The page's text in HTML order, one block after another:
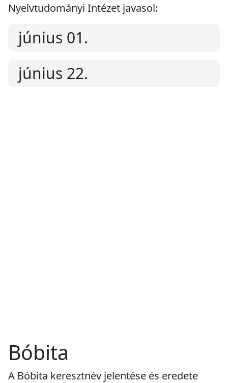
Nyelvtudományi Intézet javasol:
június 01.
június 22.
Bóbita
A Bóbita keresztnév jelentése és eredete